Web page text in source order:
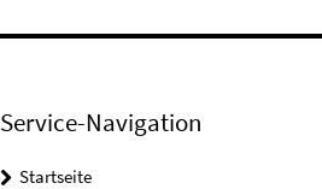
Service-Navigation
Startseite